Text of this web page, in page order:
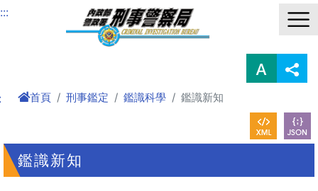
進入內容區塊
:::
首頁 刑事鑑定 鑑識科學 鑑識新知
鑑識新知